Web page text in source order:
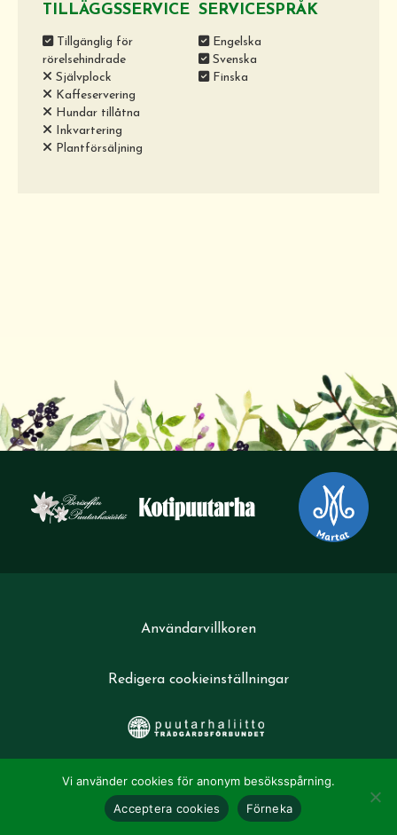
TILLÄGGSSERVICE
Tillgänglig för
rörelsehindrade
Självplock
Kaffeservering
Hundar tillåtna
Inkvartering
Plantförsäljning
SERVICESPRÅK
Engelska
Svenska
Finska
Användarvillkoren
Redigera cookieinställningar
Vi använder cookies för anonym besöksspårning.
Acceptera cookies
Förneka